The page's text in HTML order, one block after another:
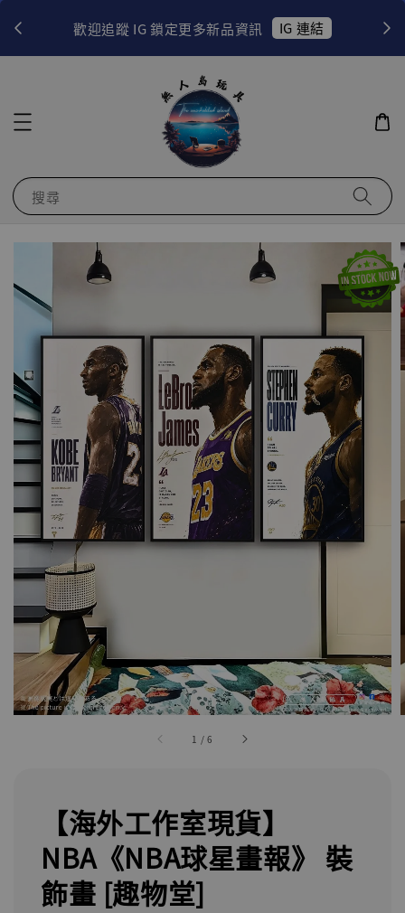
歡迎追蹤 IG 鎖定更多新品資訊 IG 連結
搜尋
1 /6
【海外工作室現貨】
NBA《NBA球星畫報》 裝
飾畫 [趣物堂]